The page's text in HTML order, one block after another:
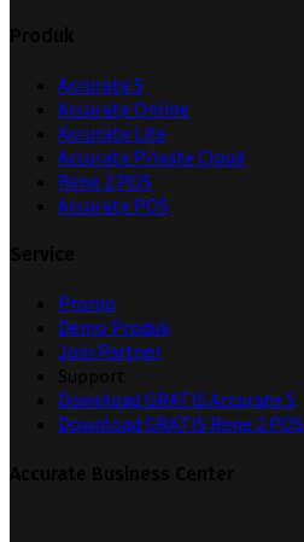
Accurate 5
Accurate Online
Accurate Lite
Accurate Private Cloud
Rene 2 POS
Accurate POS
Promo
Demo Produk
Join Partner
Download GRATIS Accurate 5
Download GRATIS Rene 2 POS